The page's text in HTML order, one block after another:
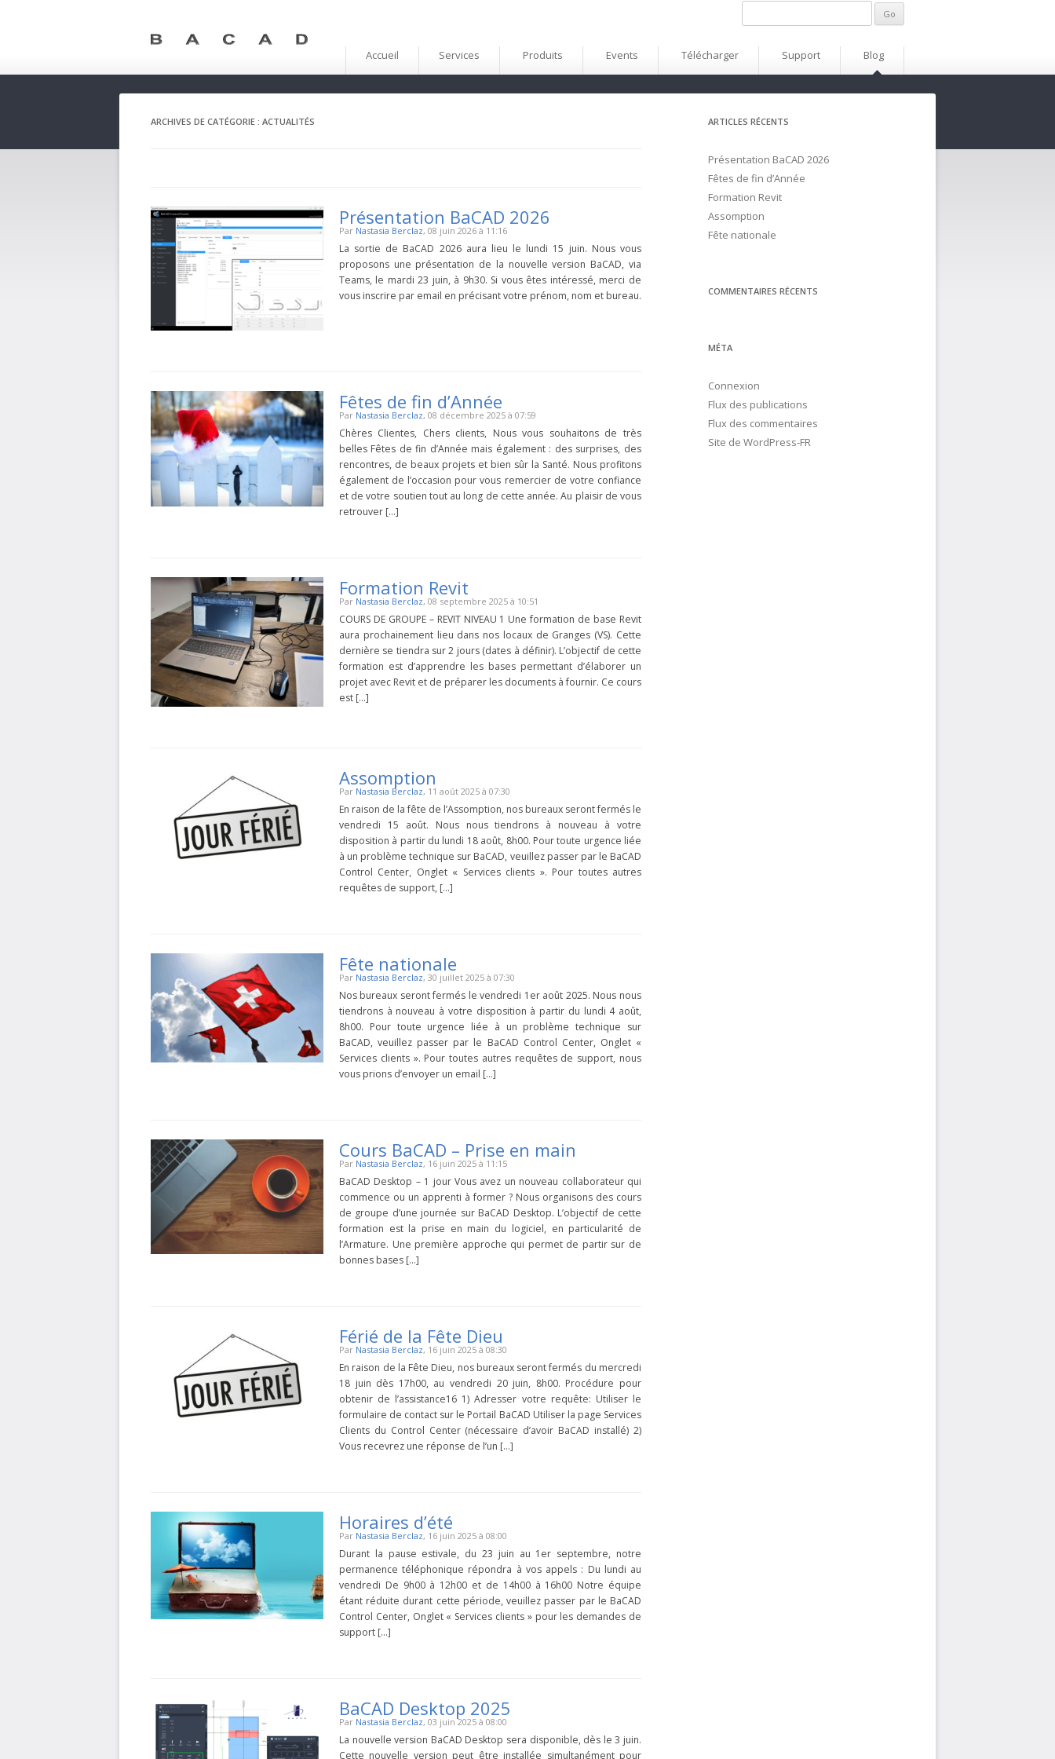
Accueil Services Produits Events Télécharger Support Blog
ARCHIVES DE CATÉGORIE : ACTUALITÉS
Présentation BaCAD 2026
Par Nastasia Berclaz, 08 juin 2026 à 11:16
La sortie de BaCAD 2026 aura lieu le lundi 15 juin. Nous vous
proposons une présentation de la nouvelle version BaCAD, via
Teams, le mardi 23 juin, à 9h30. Si vous êtes intéressé, merci de
vous inscrire par email en précisant votre prénom, nom et bureau.
Fêtes de fin d’Année
Par Nastasia Berclaz, 08 décembre 2025 à 07:59
Chères Clientes, Chers clients, Nous vous souhaitons de très
belles Fêtes de fin d’Année mais également : des surprises, des
rencontres, de beaux projets et bien sûr la Santé. Nous profitons
également de l’occasion pour vous remercier de votre confiance
et de votre soutien tout au long de cette année. Au plaisir de vous
retrouver […]
Formation Revit
Par Nastasia Berclaz, 08 septembre 2025 à 10:51
COURS DE GROUPE – REVIT NIVEAU 1 Une formation de base Revit
aura prochainement lieu dans nos locaux de Granges (VS). Cette
dernière se tiendra sur 2 jours (dates à définir). L’objectif de cette
formation est d’apprendre les bases permettant d’élaborer un
projet avec Revit et de préparer les documents à fournir. Ce cours
est […]
Assomption
Par Nastasia Berclaz, 11 août 2025 à 07:30
En raison de la fête de l’Assomption, nos bureaux seront fermés le
vendredi 15 août. Nous nous tiendrons à nouveau à votre
disposition à partir du lundi 18 août, 8h00. Pour toute urgence liée
à un problème technique sur BaCAD, veuillez passer par le BaCAD
Control Center, Onglet « Services clients ». Pour toutes autres
requêtes de support, […]
Fête nationale
Par Nastasia Berclaz, 30 juillet 2025 à 07:30
Nos bureaux seront fermés le vendredi 1er août 2025. Nous nous
tiendrons à nouveau à votre disposition à partir du lundi 4 août,
8h00. Pour toute urgence liée à un problème technique sur
BaCAD, veuillez passer par le BaCAD Control Center, Onglet «
Services clients ». Pour toutes autres requêtes de support, nous
vous prions d’envoyer un email […]
Cours BaCAD – Prise en main
Par Nastasia Berclaz, 16 juin 2025 à 11:15
BaCAD Desktop – 1 jour Vous avez un nouveau collaborateur qui
commence ou un apprenti à former ? Nous organisons des cours
de groupe d’une journée sur BaCAD Desktop. L’objectif de cette
formation est la prise en main du logiciel, en particularité de
l’Armature. Une première approche qui permet de partir sur de
bonnes bases […]
Férié de la Fête Dieu
Par Nastasia Berclaz, 16 juin 2025 à 08:30
En raison de la Fête Dieu, nos bureaux seront fermés du mercredi
18 juin dès 17h00, au vendredi 20 juin, 8h00. Procédure pour
obtenir de l’assistance16 1) Adresser votre requête: Utiliser le
formulaire de contact sur le Portail BaCAD Utiliser la page Services
Clients du Control Center (nécessaire d’avoir BaCAD installé) 2)
Vous recevrez une réponse de l’un […]
Horaires d’été
Par Nastasia Berclaz, 16 juin 2025 à 08:00
Durant la pause estivale, du 23 juin au 1er septembre, notre
permanence téléphonique répondra à vos appels : Du lundi au
vendredi De 9h00 à 12h00 et de 14h00 à 16h00 Notre équipe
étant réduite durant cette période, veuillez passer par le BaCAD
Control Center, Onglet « Services clients » pour les demandes de
support […]
BaCAD Desktop 2025
Par Nastasia Berclaz, 03 juin 2025 à 08:00
La nouvelle version BaCAD Desktop sera disponible, dès le 3 juin.
Cette nouvelle version peut être installée simultanément pour
ARTICLES RÉCENTS
Présentation BaCAD 2026
Fêtes de fin d’Année
Formation Revit
Assomption
Fête nationale
COMMENTAIRES RÉCENTS
MÉTA
Connexion
Flux des publications
Flux des commentaires
Site de WordPress-FR